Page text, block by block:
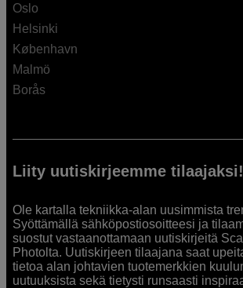
Oslo
Helsinki
København
Malmö
Borås
Liity uutiskirjeemme tilaajaksi!
Ole kartalla tekniikka-alan uusimmista
Syöttämällä sähköpostiosoitteesi ja
suostut vastaanottamaan uutiskirjeitä
Photolta. Uutiskirjeen tilaajana saat
tietoa alan johtavien tuotemerkkien
uutuuksista sekä tietysti runsaasti